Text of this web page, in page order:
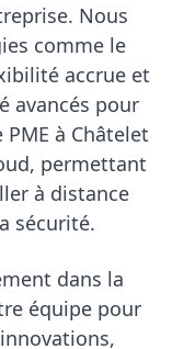
. Nous
comme le
accrue et
avancés pour
à Châtelet
permettant
à distance
sécurité.
dans la
équipe pour